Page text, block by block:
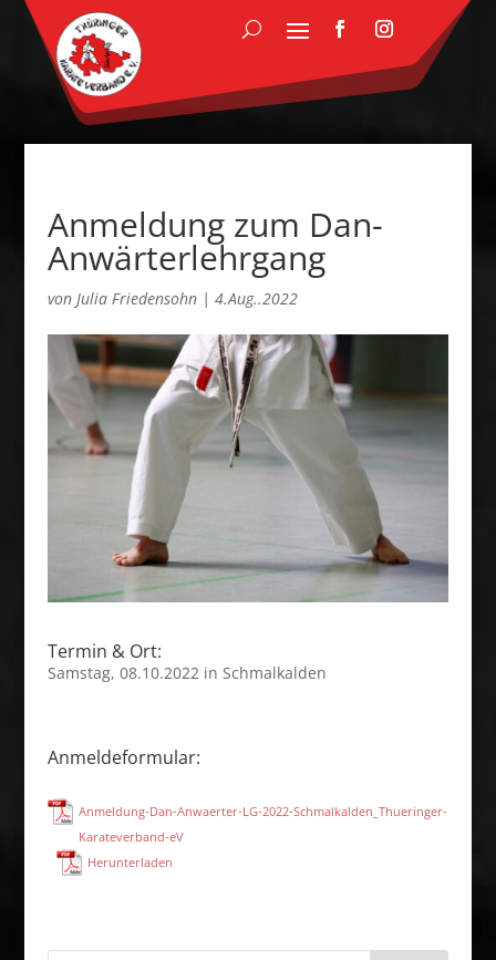
Anmeldung zum Dan-
Anwärterlehrgang
von Julia Friedensohn| 4.Aug..2022
Termin & Ort:
Samstag, 08.10.2022 in Schmalkalden
Anmeldeformular:
Anmeldung-Dan-Anwaerter-LG-2022-Schmalkalden_Thueringer-
Karateverband-eV
Herunterladen